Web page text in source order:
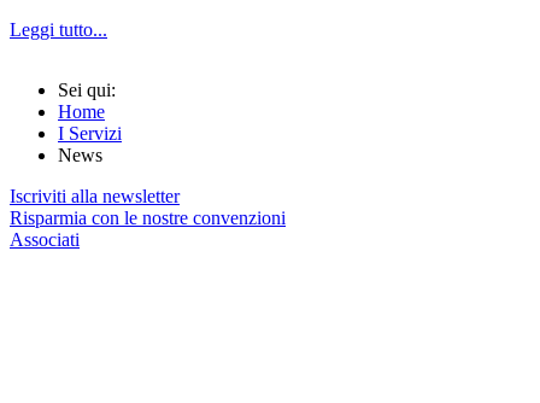
Leggi tutto...
Sei qui:
Home
I Servizi
News
Iscriviti alla newsletter
Risparmia con le nostre convenzioni
Associati